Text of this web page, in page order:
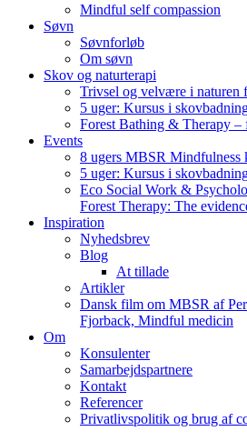
Mindful self compassion
Søvn
Søvnforløb
Om søvn
Skov og naturterapi
Trivsel og velvære i naturen
5 uger: Kursus i
Forest Bathing & Therapy –
Events
8 ugers MBSR Mindfulness
5 uger: Kursus i
Eco Social Work &
Forest Therapy: The
Inspiration
Nyhedsbrev
Blog
At tillade
Artikler
Dansk film om MBSR af
Fjorback, Mindful medicin
Om
Konsulenter
Samarbejdspartnere
Kontakt
Referencer
Privatlivspolitik og brug af